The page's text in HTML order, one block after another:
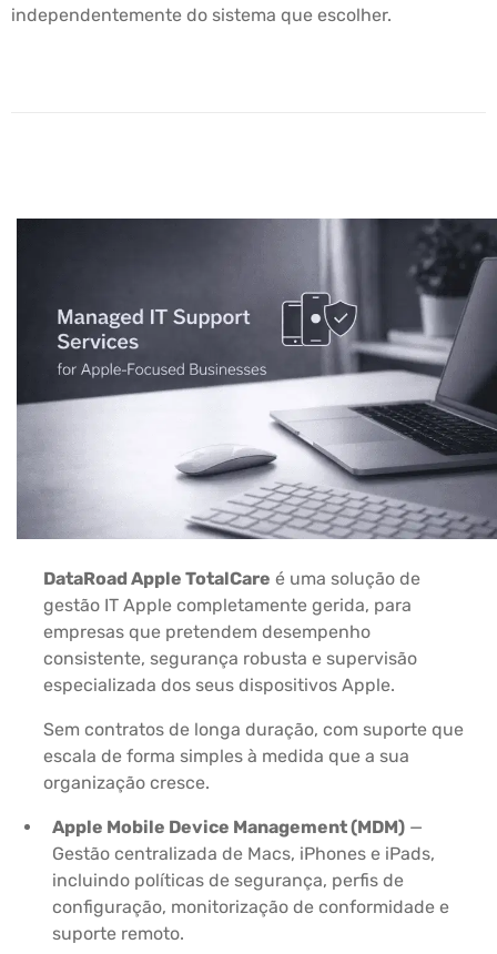
independentemente do sistema que escolher.
DataRoad Apple TotalCare é uma solução de
gestão IT Apple completamente gerida, para
empresas que pretendem desempenho
consistente, segurança robusta e supervisão
especializada dos seus dispositivos Apple.
Sem contratos de longa duração, com suporte que
escala de forma simples à medida que a sua
organização cresce.
Apple Mobile Device Management (MDM) —
Gestão centralizada de Macs, iPhones e iPads,
incluindo políticas de segurança, perfis de
configuração, monitorização de conformidade e
suporte remoto.